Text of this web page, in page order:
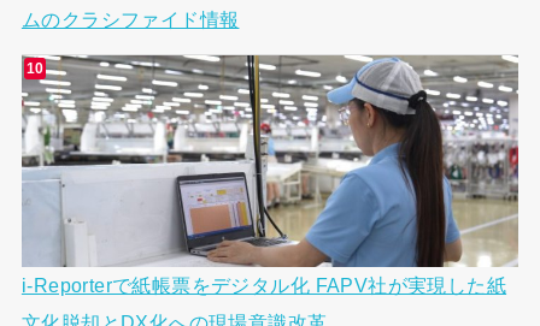
ムのクラシファイド情報
i-Reporterで紙帳票をデジタル化 FAPV社が実現した紙